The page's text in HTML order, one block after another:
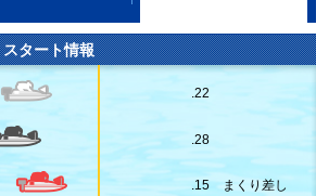
スタート情報
.22
.28
.15 まくり差し